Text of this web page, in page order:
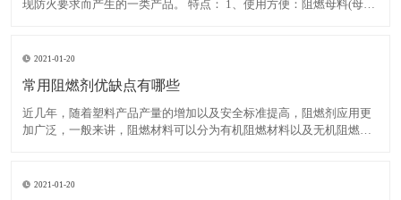
现防火要求而产生的一类产品。 特点： 1、使用方便：阻燃母料(母粒)
浪费。 2、与树脂相容性好：一般情况下阻燃母料(母
2021-01-20
常用阻燃剂优缺点有哪些
近几年，随着塑料产品产量的增加以及安全标准提高，阻燃剂应用更
加广泛，一般来讲，阻燃材料可以分为有机阻燃材料以及无机阻燃材
毒、无腐蚀性以及价格便宜。美国、日本等国家的无机阻燃材料消
2021-01-20